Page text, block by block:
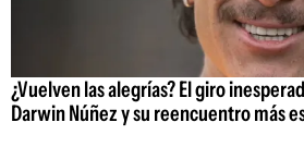
¿Vuelven las alegrías? El giro
Darwin Núñez y su reencuentro más